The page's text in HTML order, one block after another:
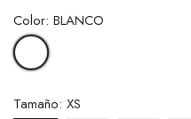
Color: BLANCO
BLANCO
Tamaño: XS